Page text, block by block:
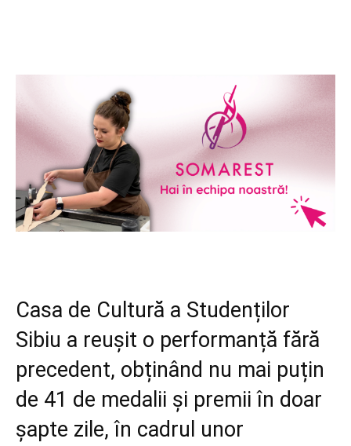
Casa de Cultură a Studenților
Sibiu a reușit o performanță fără
precedent, obținând nu mai puțin
de 41 de medalii și premii în doar
șapte zile, în cadrul unor